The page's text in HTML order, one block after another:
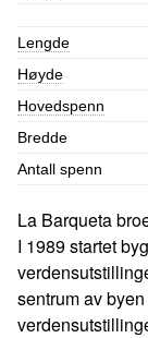
Lengde
Høyde
Hovedspenn
Bredde
Antall spenn
La Barqueta
I 1989 startet
sentrum av